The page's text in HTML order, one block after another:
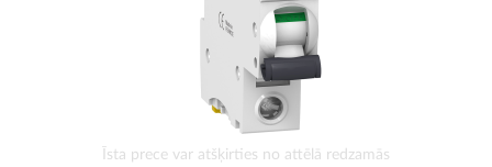
Īsta prece var atšķirties no attēlā redzamās